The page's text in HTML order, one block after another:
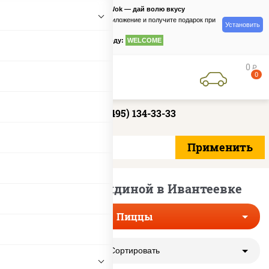
PizzaSushiWok — дай волю вкусу
Скачайте приложение и получите подарок при
по промокоду: WELCOME
Установить
0 руб
0
+7 (495) 134-33-33
Пиццы с говядиной в Ивантеевке
Пиццы
Сортировать